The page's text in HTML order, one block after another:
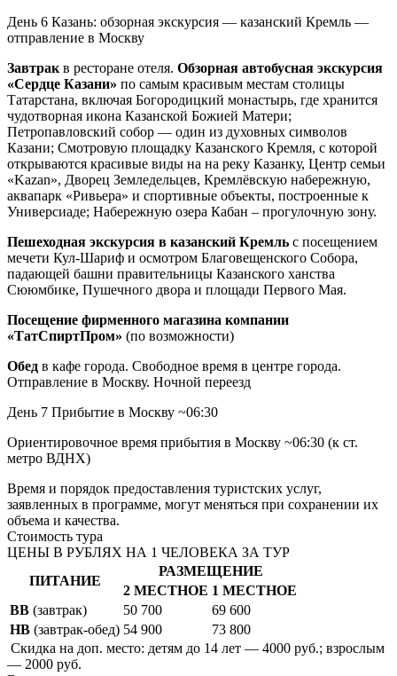
День 6 Казань: обзорная экскурсия — казанский Кремль —
отправление в Москву
Завтрак в ресторане отеля. Обзорная автобусная экскурсия
«Сердце Казани» по самым красивым местам столицы
Татарстана, включая Богородицкий монастырь, где хранится
чудотворная икона Казанской Божией Матери;
Петропавловский собор — один из духовных символов
Казани; Смотровую площадку Казанского Кремля, с которой
открываются красивые виды на на реку Казанку, Центр семьи
«Kazan», Дворец Земледельцев, Кремлёвскую набережную,
аквапарк «Ривьера» и спортивные объекты, построенные к
Универсиаде; Набережную озера Кабан – прогулочную зону.
Пешеходная экскурсия в казанский Кремль с посещением
мечети Кул-Шариф и осмотром Благовещенского Собора,
падающей башни правительницы Казанского ханства
Сююмбике, Пушечного двора и площади Первого Мая.
Посещение фирменного магазина компании
«ТатСпиртПром» (по возможности)
Обед в кафе города. Свободное время в центре города.
Отправление в Москву. Ночной переезд
День 7 Прибытие в Москву ~06:30
Ориентировочное время прибытия в Москву ~06:30 (к ст.
метро ВДНХ)
Время и порядок предоставления туристских услуг,
заявленных в программе, могут меняться при сохранении их
объема и качества.
Стоимость тура
ЦЕНЫ В РУБЛЯХ НА 1 ЧЕЛОВЕКА ЗА ТУР
ПИТАНИЕ
РАЗМЕЩЕНИЕ
2 МЕСТНОЕ 1 МЕСТНОЕ
BB (завтрак) 50 700
69 600
HB (завтрак-обед) 54 900
73 800
Скидка на доп. место: детям до 14 лет — 4000 руб.; взрослым
— 2000 руб.